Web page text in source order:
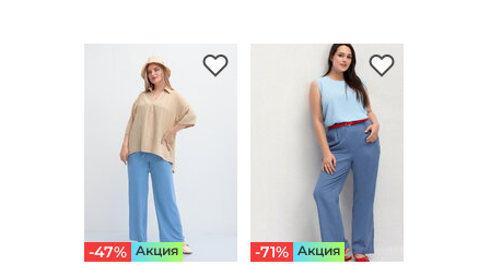
-47% Aкция -71% Aкция